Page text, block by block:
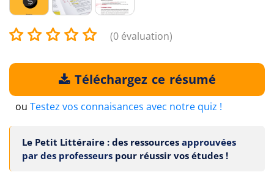
(0 évaluation)
Téléchargez ce résumé
ou Testez vos connaisances avec notre quiz !
Le Petit Littéraire : des ressources approuvées
par des professeurs pour réussir vos études !